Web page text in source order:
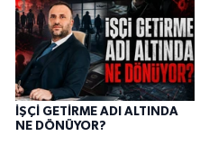
İŞÇİ GETİRME ADI ALTINDA
NE DÖNÜYOR?